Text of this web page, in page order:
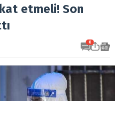
etmeli! Son
0